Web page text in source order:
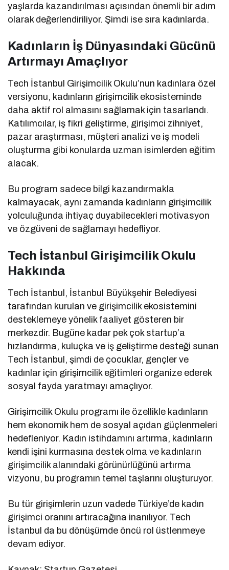
yaşlarda kazandırılması açısından önemli bir adım
olarak değerlendiriliyor. Şimdi ise sıra kadınlarda.
Kadınların İş Dünyasındaki Gücünü
Artırmayı Amaçlıyor
Tech İstanbul Girişimcilik Okulu’nun kadınlara özel
versiyonu, kadınların girişimcilik ekosisteminde
daha aktif rol almasını sağlamak için tasarlandı.
Katılımcılar, iş fikri geliştirme, girişimci zihniyet,
pazar araştırması, müşteri analizi ve iş modeli
oluşturma gibi konularda uzman isimlerden eğitim
alacak.
Bu program sadece bilgi kazandırmakla
kalmayacak, aynı zamanda kadınların girişimcilik
yolculuğunda ihtiyaç duyabilecekleri motivasyon
ve özgüveni de sağlamayı hedefliyor.
Tech İstanbul Girişimcilik Okulu
Hakkında
Tech İstanbul, İstanbul Büyükşehir Belediyesi
tarafından kurulan ve girişimcilik ekosistemini
desteklemeye yönelik faaliyet gösteren bir
merkezdir. Bugüne kadar pek çok startup’a
hızlandırma, kuluçka ve iş geliştirme desteği sunan
Tech İstanbul, şimdi de çocuklar, gençler ve
kadınlar için girişimcilik eğitimleri organize ederek
sosyal fayda yaratmayı amaçlıyor.
Girişimcilik Okulu programı ile özellikle kadınların
hem ekonomik hem de sosyal açıdan güçlenmeleri
hedefleniyor. Kadın istihdamını artırma, kadınların
kendi işini kurmasına destek olma ve kadınların
girişimcilik alanındaki görünürlüğünü artırma
vizyonu, bu programın temel taşlarını oluşturuyor.
Bu tür girişimlerin uzun vadede Türkiye’de kadın
girişimci oranını artıracağına inanılıyor. Tech
İstanbul da bu dönüşümde öncü rol üstlenmeye
devam ediyor.